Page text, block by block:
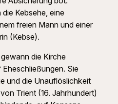
Kebsehe, eine
freien Mann und einer
(Kebse).
die Kirche
Sie
und die Unauflöslichkeit
Trient (16. Jahrhundert)